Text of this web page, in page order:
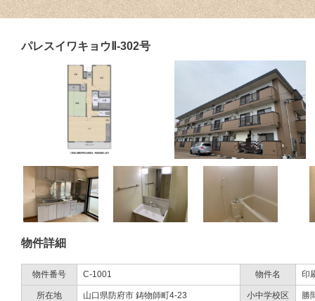
パレスイワキョウⅡ-302号
物件詳細
物件番号 C-1001 物件名 印
所在地 山口県防府市 鋳物師町4-23 小中学校区 勝